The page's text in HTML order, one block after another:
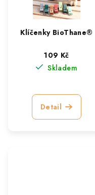
Klíčenky BioThane®
109 Kč
Skladem
Detail